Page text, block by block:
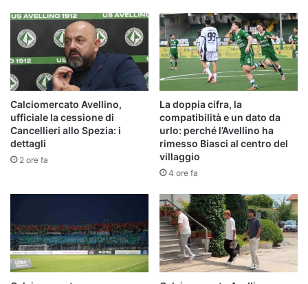
Calciomercato Avellino,
ufficiale la cessione di
Cancellieri allo Spezia: i
dettagli
2 ore fa
La doppia cifra, la
compatibilità e un dato da
urlo: perché l’Avellino ha
rimesso Biasci al centro del
villaggio
4 ore fa